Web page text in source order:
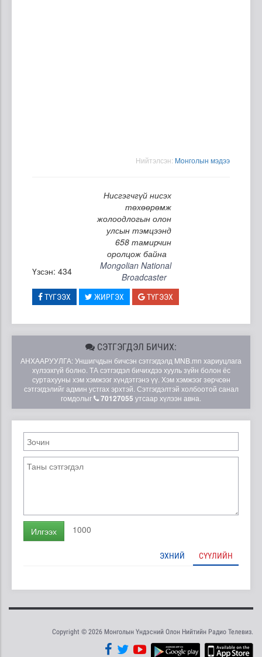
Нийтэлсэн: Moнголын мэдээ
Нисгэгчгүй нисэх
төхөөрөмж
жолоодлогын олон
улсын тэмцээнд
658 тамирчин
оролцож байна
Үзсэн: 434
Mongolian National
Broadcaster
ТҮГЭЭХ ЖИРГЭХ ТҮГЭЭХ
СЭТГЭГДЭЛ БИЧИХ:
АНХААРУУЛГА: Уншигчдын бичсэн сэтгэгдэлд MNB.mn хариуцлага
хүлээхгүй болно. ТА сэтгэгдэл бичихдээ хууль зүйн болон ёс
суртахууны хэм хэмжээг хүндэтгэнэ үү. Хэм хэмжээг зөрчсөн
сэтгэгдэлийг админ устгах эрхтэй. Сэтгэгдэлтэй холбоотой санал
гомдолыг
70127055 утсаар хүлээн авна.
Илгээх 1000
ЭХНИЙ СҮҮЛИЙН
Copyright © 2026 Монголын Үндэсний Олон Нийтийн Радио Телевиз.